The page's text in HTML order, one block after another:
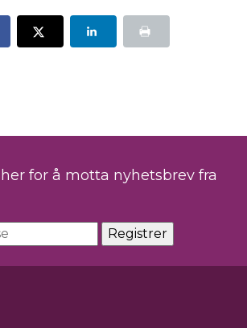
for å motta nyhetsbrev fra